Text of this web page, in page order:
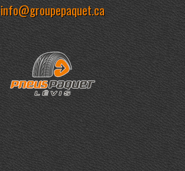
info@groupepaquet.ca